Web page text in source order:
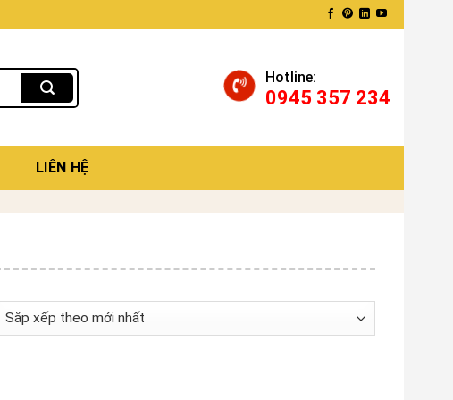
Hotline:
0945 357 234
LIÊN HỆ